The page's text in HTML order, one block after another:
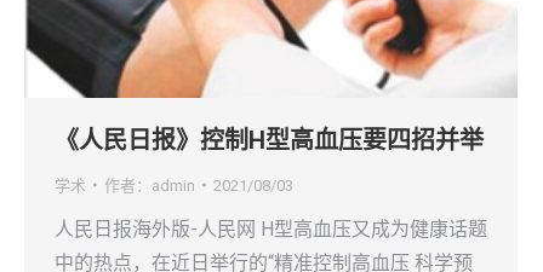
《人民日报》控制H型高血压要四招并举
学术 作者： admin 2021/08/03
人民日报海外版-人民网 H型高血压又成为健康话题
中的热点，在近日举行的“精准控制高血压 科学预